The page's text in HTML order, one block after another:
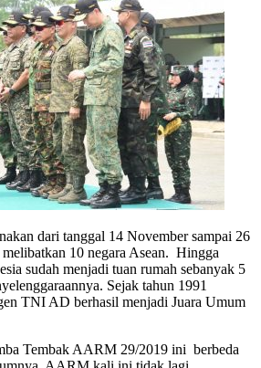
dari tanggal 14 November sampai 26
10 negara Asean. Hingga
sudah menjadi tuan rumah sebanyak 5
Sejak tahun 1991
TNI AD berhasil menjadi Juara Umum
Tembak AARM 29/2019 ini berbeda